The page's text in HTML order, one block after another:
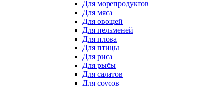
Для морепродуктов
Для мяса
Для овощей
Для пельменей
Для плова
Для птицы
Для риса
Для рыбы
Для салатов
Для соусов